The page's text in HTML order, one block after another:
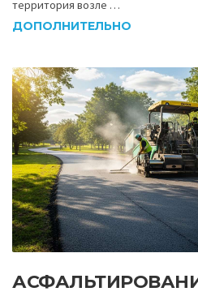
территория возле …
ДОПОЛНИТЕЛЬНО